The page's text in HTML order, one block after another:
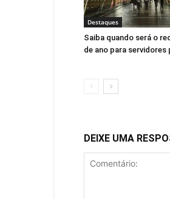
Destaques
Saiba quando será o
de ano para servidores
DEIXE UMA